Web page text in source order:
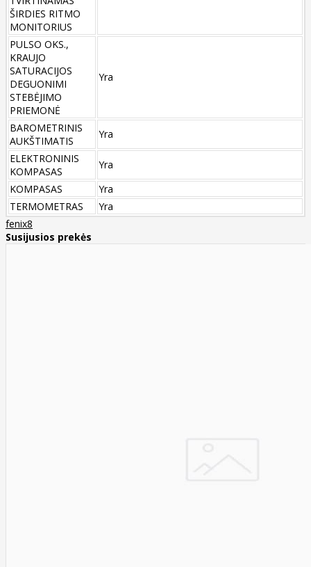
ŠIRDIES RITMO
MONITORIUS
PULSO OKS.,
KRAUJO
SATURACIJOS
DEGUONIMI
STEBĖJIMO
PRIEMONĖ
Yra
BAROMETRINIS
AUKŠTIMATIS
Yra
ELEKTRONINIS
KOMPASAS
Yra
KOMPASAS
Yra
TERMOMETRAS
Yra
fenix8
Susijusios prekės